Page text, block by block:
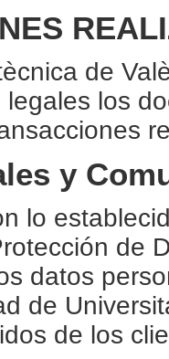
de
los
y
lo
de
datos
de
de los